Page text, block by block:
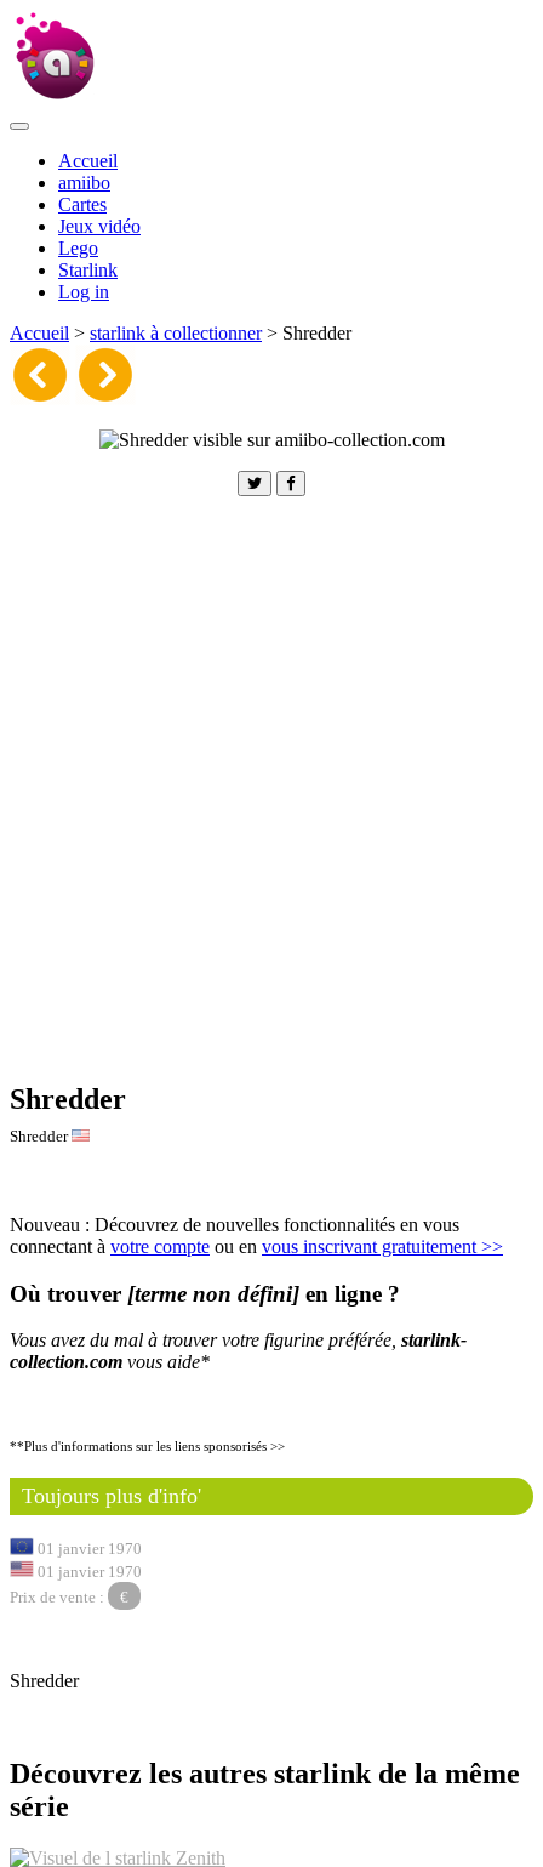
Accueil
amiibo
Cartes
Jeux vidéo
Lego
Starlink
Log in
Accueil > starlink à collectionner> Shredder
Shredder
Shredder
Nouveau : Découvrez de nouvelles fonctionnalités en vous
connectant à votre compte ou en vous inscrivant gratuitement >>
Où trouver [terme non défini] en ligne ?
Vous avez du mal à trouver votre figurine préférée, starlink-
collection.com vous aide*
**Plus d'informations sur les liens sponsorisés >>
Toujours plus d'info'
01 janvier 1970
01 janvier 1970
Prix de vente :
€
Shredder
Découvrez les autres starlink de la même
série